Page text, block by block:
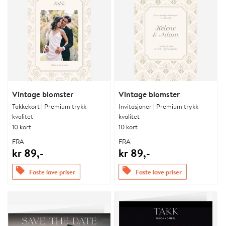
Vintage blomster
Takkekort | Premium trykk-
kvalitet
10 kort
FRA
kr 89,-
offers Faste lave priser
Vintage blomster
Invitasjoner | Premium trykk-
kvalitet
10 kort
FRA
kr 89,-
offers Faste lave priser